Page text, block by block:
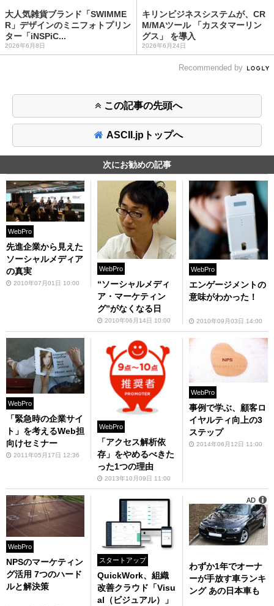
大人気雑貨ブランド「SWIMME
R」デザインのミニフォトプリン
ター「iNSPiC...
2026年6月8日
キリンビジネスシステムが、CR
M/MAツール 「カスタマーリン
グス」 を導入
2026年6月24日
Recommended by
この記事の先頭へ
ASCII.jpトップへ
次にお勧めの記事
WebPro
先進企業から見えた
ソーシャルメディア
の真実
2010年07月01日 10:00
WebPro
“ソーシャルメディ
ア・マーケティン
グ”がなくなる日
2010年06月14日 10:00
WebPro
エンゲージメントの
意味がわかった！
2010年09月03日 14:00
WebPro
「緊急時の企業サイ
ト」を考えるWeb担
向けセミナー
2011年05月17日 12:36
WebPro
「アクセス解析依
存」をやめるべきた
った1つの理由
2013年10月09日 11:00
WebPro
事例で学ぶ、顧客ロ
イヤルティ向上の3
ステップ
2014年06月12日 11:00
WebPro
NPSのマーケティン
グ活用 7つのハード
ルと解決策
スタートアップ
QuickWork、組織
改善クラウド「Visu
al（ビジュアル）」
わずか1年でオーナ
ーが手放す車ランキ
ング あの日本車も
AD